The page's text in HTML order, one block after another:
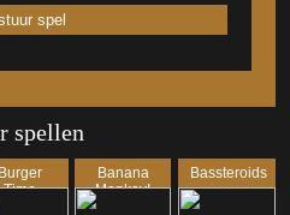
spellen
Burger
Time
Banana
Monkey!
Bassteroids